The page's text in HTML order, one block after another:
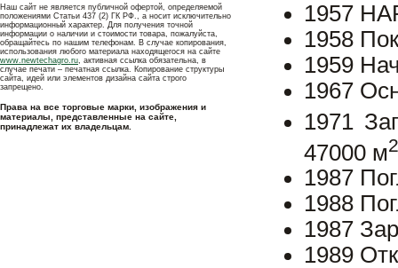
Наш сайт не является публичной офертой, определяемой
положениями Статьи 437 (2) ГК РФ., а носит исключительно
информационный характер. Для получения точной
информации о наличии и стоимости товара, пожалуйста,
обращайтесь по нашим телефонам. В случае копирования,
использования любого материала находящегося на сайте
www.newtechagro.ru, активная ссылка обязательна, в
случае печати – печатная ссылка. Копирование структуры
сайта, идей или элементов дизайна сайта строго
запрещено.
Права на все торговые марки, изображения и
материалы, представленные на сайте,
принадлежат их владельцам.
1957
1958
1959
1967
1971
47000 м2
1987
1988
1987
1989